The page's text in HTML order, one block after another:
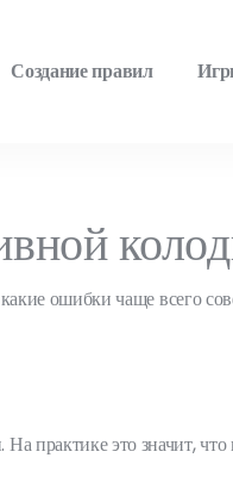
Создание правил
ошибки чаще всего
практике это значит,